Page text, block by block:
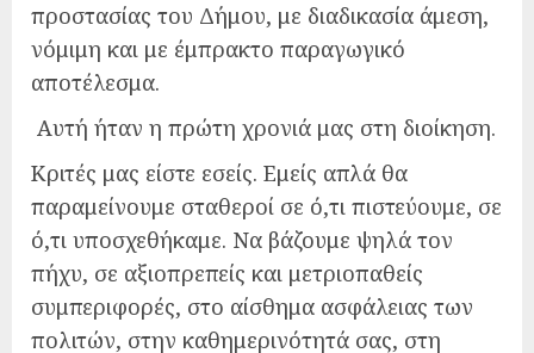
προστασίας του Δήμου, με διαδικασία άμεση,
νόμιμη και με έμπρακτο παραγωγικό
αποτέλεσμα.
Αυτή ήταν η πρώτη χρονιά μας στη διοίκηση.
Κριτές μας είστε εσείς. Εμείς απλά θα
παραμείνουμε σταθεροί σε ό,τι πιστεύουμε, σε
ό,τι υποσχεθήκαμε. Να βάζουμε ψηλά τον
πήχυ, σε αξιοπρεπείς και μετριοπαθείς
συμπεριφορές, στο αίσθημα ασφάλειας των
πολιτών, στην καθημερινότητά σας, στη